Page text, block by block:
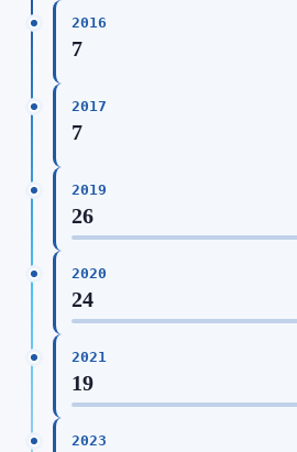
2016
7
2017
7
2019
26
2020
24
2021
19
2023